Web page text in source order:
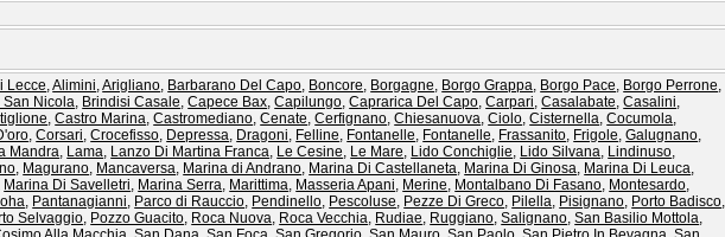
Lecce ,Alimini ,Arigliano Barbarano Del Capo Boncore Borgagne Borgo Grappa Borgo Pace Borgo Perrone
San Nicola Brindisi Casale ,Capece Bax ,Capilungo ,Caprarica Del Capo ,Carpari ,Casalabate ,Casalini
,Castro Marina ,Castromediano ,Cenate ,Cerfignano ,Chiesanuova ,Ciolo ,Cisternella ,Cocumola
,Corsari ,Crocefisso Depressa Dragoni Felline Fontanelle Fontanelle Frassanito Frigole ,Galugnano
Mandra Lama Lanzo Di Martina Franca Le Cesine Le Mare Lido Conchiglie Lido Silvana Lindinuso
Magurano Mancaversa Marina di Andrano Marina Di Castellaneta Marina Di Ginosa Marina Di Leuca
Marina Di Savelletri Marina Serra Marittima Masseria Apani Merine Montalbano Di Fasano Montesardo
Pantanagianni Parco di Rauccio Pendinello Pescoluse Pezze Di Greco Pilella Pisignano Porto Badisco
Selvaggio Pozzo Guacito Roca Nuova Roca Vecchia Rudiae Ruggiano ,Salignano ,San Basilio Mottola